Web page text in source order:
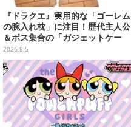
『ドラクエ』実用的な「ゴーレム
の腕入れ枕」に注目！歴代主人公
＆ボス集合の「ガジェットケー
ス」ほか9プライズが8月順次展開
2026.8.5